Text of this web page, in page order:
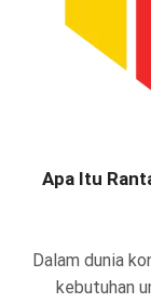
Apa Itu
Dalam dunia
kebutuhan